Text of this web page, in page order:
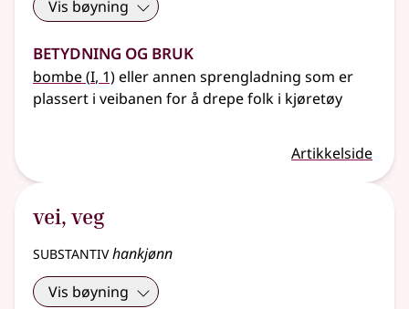
Vis bøyning
Betydning og bruk
bombe(1
I, 1)eller annen sprengladning som er
plassert i veibanen for å drepe folk i kjøretøy
Artikkelside
vei, veg
substantivhankjønn
Vis bøyning